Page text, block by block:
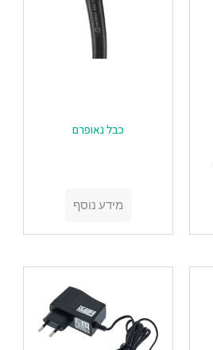
כבל נאופרם
מידע נוסף